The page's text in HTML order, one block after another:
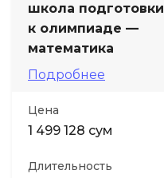
школа подготовки
к олимпиаде —
математика
Подробнее
Цена
1 499 128 сум
Длительность